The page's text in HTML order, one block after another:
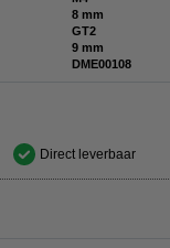
8 mm
GT2
9 mm
DME00108
Direct leverbaar